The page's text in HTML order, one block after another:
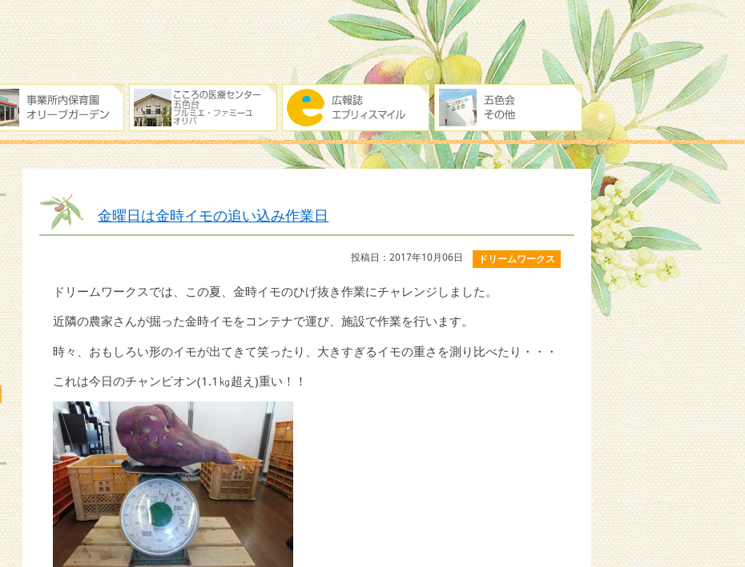
金曜日は金時イモの追い込み作業日
ドリームワークス
投稿日：2017年10月06日
ドリームワークスでは、この夏、金時イモのひげ抜き作業にチャレンジしました。
近隣の農家さんが掘った金時イモをコンテナで運び、施設で作業を行います。
時々、おもしろい形のイモが出てきて笑ったり、大きすぎるイモの重さを測り比べたり・・・
これは今日のチャンピオン(1.1㎏超え)重い！！